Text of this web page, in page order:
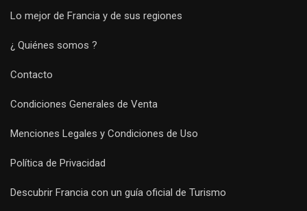
Lo mejor de Francia y de sus regiones
¿ Quiénes somos ?
Contacto
Condiciones Generales de Venta
Menciones Legales y Condiciones de Uso
Política de Privacidad
Descubrir Francia con un guía oficial de Turismo